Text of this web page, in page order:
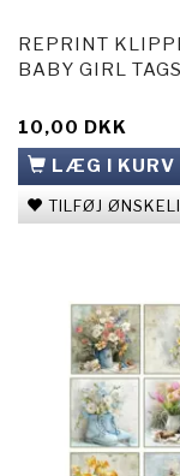
REPRINT
BABY GIRL TAGS
10,00 DKK
LÆG I KURV
TILFØJ